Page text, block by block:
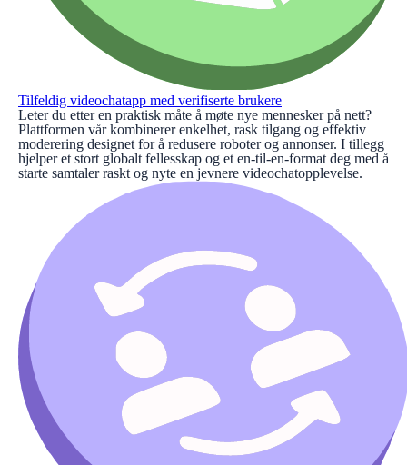
Tilfeldig videochatapp med verifiserte brukere
Leter du etter en praktisk måte å møte nye mennesker på nett?
Plattformen vår kombinerer enkelhet, rask tilgang og effektiv
moderering designet for å redusere roboter og annonser. I tillegg
hjelper et stort globalt fellesskap og et en-til-en-format deg med å
starte samtaler raskt og nyte en jevnere videochatopplevelse.